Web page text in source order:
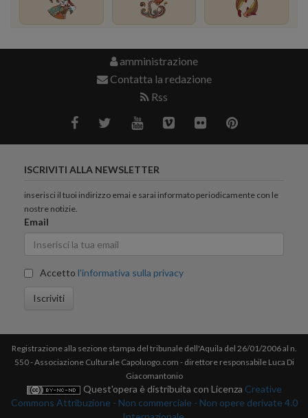
amministrazione
Contatta la redazione
Rss
ISCRIVITI ALLA NEWSLETTER
inserisci il tuoi indirizzo emai e sarai informato periodicamente con le
nostre notizie.
Email
Accetto l'informativa sulla privacy
Iscriviti
Registrazione alla sezione stampa del tribunale dell'Aquila del 26/01/2006 al n.
550 - Associazione Culturale Capoluogo.com - direttore responsabile Luca Di
Giacomantonio
Quest'opera è distribuita con Licenza Creative
Commons Attribuzione - Non commerciale - Non opere derivate 4.0